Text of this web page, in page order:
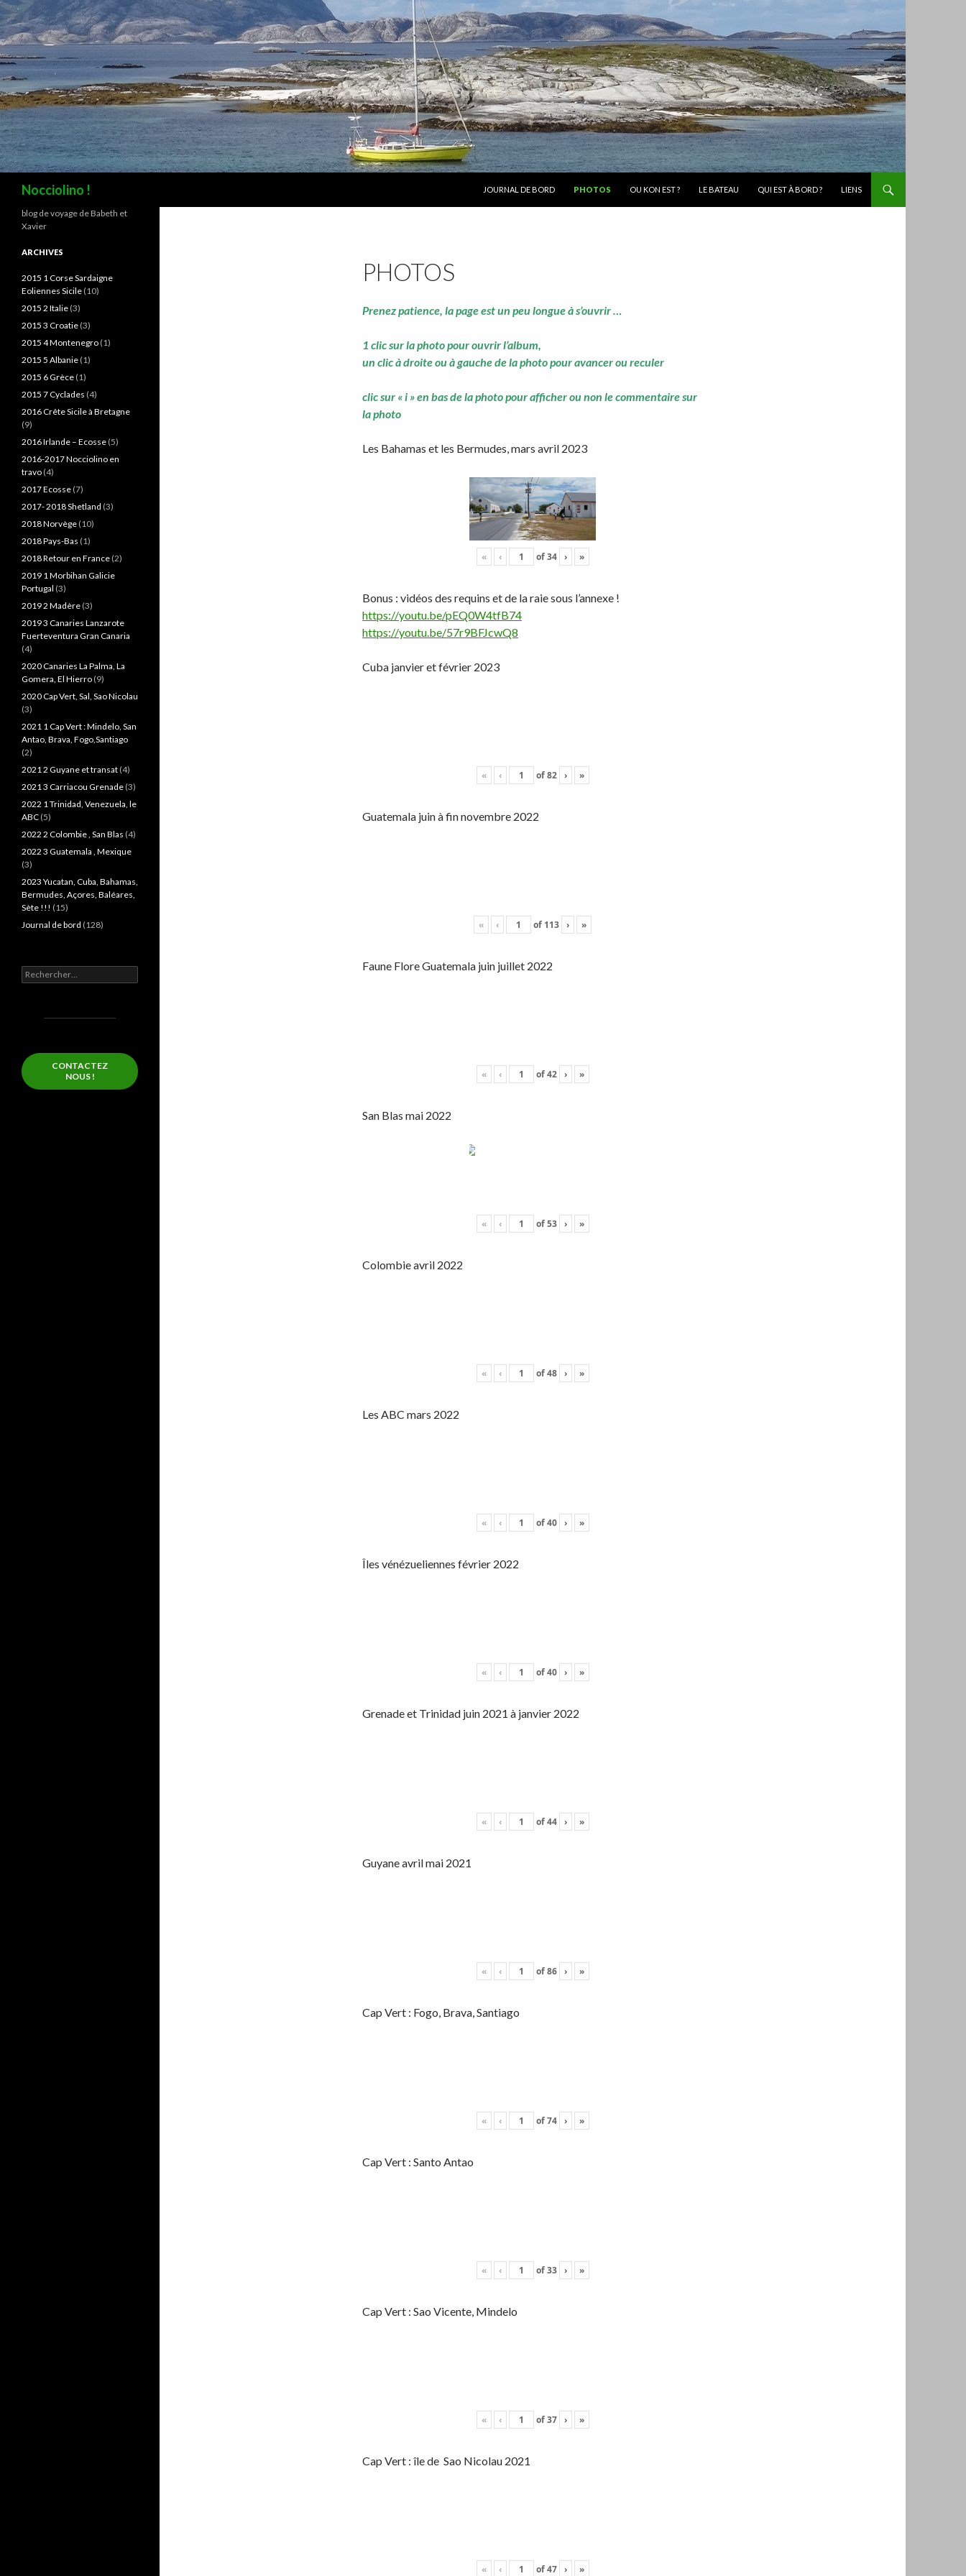
Nocciolino !
JOURNAL DE BORD
PHOTOS OU KON EST ? LE BATEAU QUI EST À BORD ? LIENS
PHOTOS
Prenez patience, la page est un peu longue à s’ouvrir …
1 clic sur la photo pour ouvrir l’album,
un clic à droite ou à gauche de la photo pour avancer ou reculer
clic sur « i » en bas de la photo pour afficher ou non le commentaire sur
la photo
Les Bahamas et les Bermudes, mars avril 2023
« ‹ of34 › »
Bonus : vidéos des requins et de la raie sous l’annexe !
https://youtu.be/pEQ0W4tfB74
https://youtu.be/57r9BFJcwQ8
Cuba janvier et février 2023
« ‹ of82 › »
Guatemala juin à fin novembre 2022
« ‹ of 113 › »
Faune Flore Guatemala juin juillet 2022
« ‹ of42 › »
San Blas mai 2022
« ‹ of53 › »
Colombie avril 2022
« ‹ of48 › »
Les ABC mars 2022
« ‹ of40 › »
Îles vénézueliennes février 2022
« ‹ of40 › »
Grenade et Trinidad juin 2021 à janvier 2022
« ‹ of44 › »
Guyane avril mai 2021
« ‹ of86 › »
Cap Vert : Fogo, Brava, Santiago
« ‹ of74 › »
Cap Vert : Santo Antao
« ‹ of33 › »
Cap Vert : Sao Vicente, Mindelo
« ‹ of37 › »
Cap Vert : île de Sao Nicolau 2021
« ‹ of47 › »
blog de voyage de Babeth et
Xavier
ARCHIVES
2015 1 Corse Sardaigne
Eoliennes Sicile (10)
2015 2 Italie (3)
2015 3 Croatie (3)
2015 4 Montenegro (1)
2015 5 Albanie (1)
2015 6 Grèce (1)
2015 7 Cyclades (4)
2016 Crête Sicile à Bretagne
(9)
2016 Irlande – Ecosse (5)
2016-2017 Nocciolino en
travo (4)
2017 Ecosse (7)
2017- 2018 Shetland (3)
2018 Norvège (10)
2018 Pays-Bas (1)
2018 Retour en France (2)
2019 1 Morbihan Galicie
Portugal (3)
2019 2 Madère (3)
2019 3 Canaries Lanzarote
Fuerteventura Gran Canaria
(4)
2020 Canaries La Palma, La
Gomera, El Hierro (9)
2020 Cap Vert, Sal, Sao Nicolau
(3)
2021 1 Cap Vert : Mindelo, San
Antao, Brava, Fogo,Santiago
(2)
2021 2 Guyane et transat (4)
2021 3 Carriacou Grenade (3)
2022 1 Trinidad, Venezuela, le
ABC (5)
2022 2 Colombie , San Blas (4)
2022 3 Guatemala , Mexique
(3)
2023 Yucatan, Cuba, Bahamas,
Bermudes, Açores, Baléares,
Sète !!! (15)
Journal de bord (128)
Rechercher :
CONTACTEZ
NOUS !